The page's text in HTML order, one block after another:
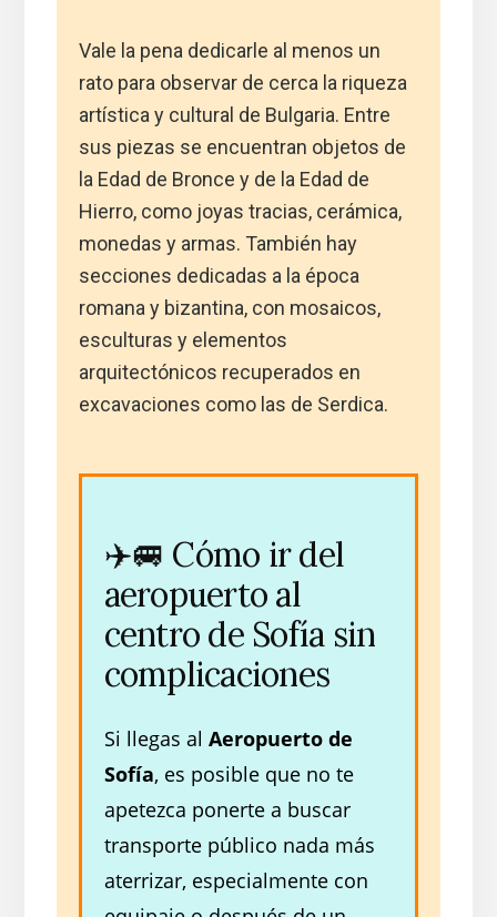
Vale la pena dedicarle al menos un
rato para observar de cerca la riqueza
artística y cultural de Bulgaria. Entre
sus piezas se encuentran objetos de
la Edad de Bronce y de la Edad de
Hierro, como joyas tracias, cerámica,
monedas y armas. También hay
secciones dedicadas a la época
romana y bizantina, con mosaicos,
esculturas y elementos
arquitectónicos recuperados en
excavaciones como las de Serdica.
✈️🚐 Cómo ir del
aeropuerto al
centro de Sofía sin
complicaciones
Si llegas al Aeropuerto de
Sofía, es posible que no te
apetezca ponerte a buscar
transporte público nada más
aterrizar, especialmente con